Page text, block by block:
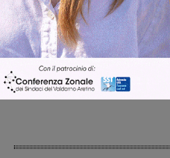
Cronaca 3 Agosto 2026
Scomparso da una
Fiorentino l’uomo che
Levane nel 2020